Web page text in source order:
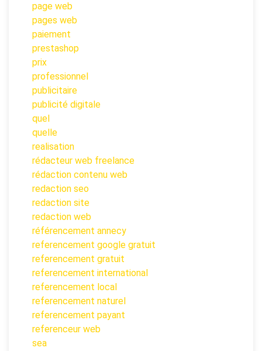
page web
pages web
paiement
prestashop
prix
professionnel
publicitaire
publicité digitale
quel
quelle
realisation
rédacteur web freelance
rédaction contenu web
redaction seo
redaction site
redaction web
référencement annecy
referencement google gratuit
referencement gratuit
referencement international
referencement local
referencement naturel
referencement payant
referenceur web
sea